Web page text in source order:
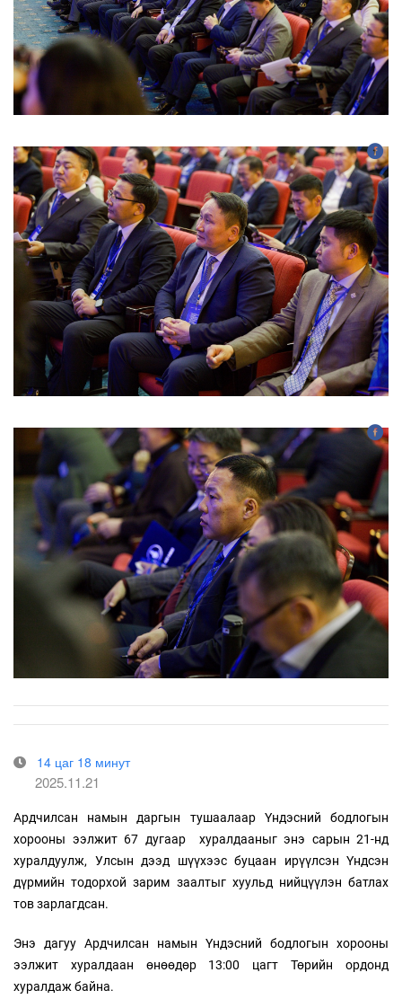
14 цаг 18 минут
2025.11.21
Ардчилсан намын даргын тушаалаар Үндэсний бодлогын
хорооны ээлжит 67 дугаар хуралдааныг энэ сарын 21-нд
хуралдуулж, Улсын дээд шүүхээс буцаан ирүүлсэн Үндсэн
дүрмийн тодорхой зарим заалтыг хуульд нийцүүлэн батлах
тов зарлагдсан.
Энэ дагуу Ардчилсан намын Үндэсний бодлогын хорооны
ээлжит хуралдаан өнөөдөр 13:00 цагт Төрийн ордонд
хуралдаж байна.